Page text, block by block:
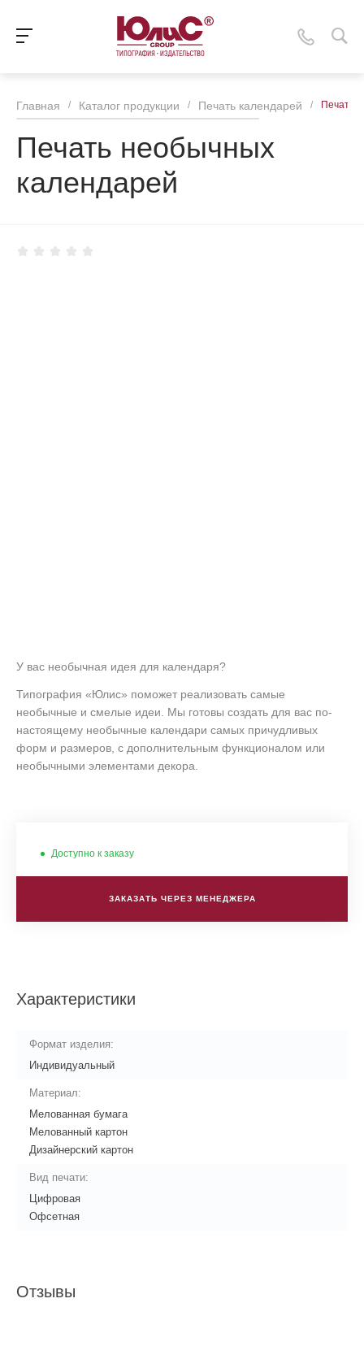
Главная / Каталог продукции / Печать календарей / Печать
Печать необычных
календарей
У вас необычная идея для календаря?
Типография «Юлис» поможет реализовать самые
необычные и смелые идеи. Мы готовы создать для вас по-
настоящему необычные календари самых причудливых
форм и размеров, с дополнительным функционалом или
необычными элементами декора.
Доступно к заказу
ЗАКАЗАТЬ ЧЕРЕЗ МЕНЕДЖЕРА
Характеристики
Формат изделия:
Индивидуальный
Материал:
Мелованная бумага
Мелованный картон
Дизайнерский картон
Вид печати:
Цифровая
Офсетная
Отзывы